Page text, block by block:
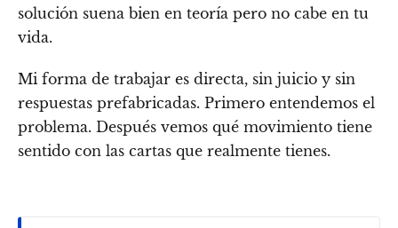
solución suena bien en teoría pero no cabe en tu
vida.
Mi forma de trabajar es directa, sin juicio y sin
respuestas prefabricadas. Primero entendemos el
problema. Después vemos qué movimiento tiene
sentido con las cartas que realmente tienes.